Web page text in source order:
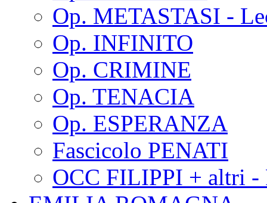
Op. METASTASI -
Op. INFINITO
Op. CRIMINE
Op. TENACIA
Op. ESPERANZA
Fascicolo PENATI
OCC FILIPPI + altri -